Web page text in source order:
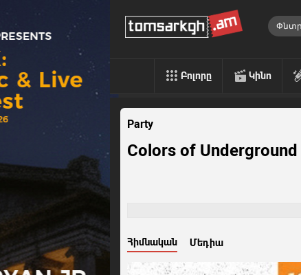
Բոլորը Կինո
Party
Colors of Underground
Հիմնական Մեդիա